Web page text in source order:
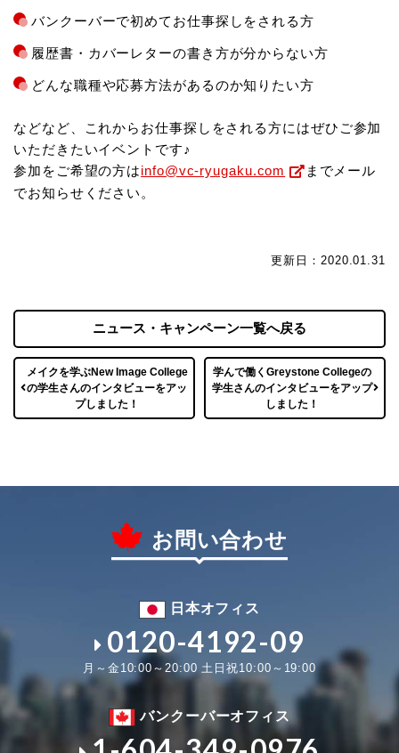
バンクーバーで初めてお仕事探しをされる方
履歴書・カバーレターの書き方が分からない方
どんな職種や応募方法があるのか知りたい方
などなど、これからお仕事探しをされる方にはぜひご参加
いただきたいイベントです♪
参加をご希望の方はinfo@vc-ryugaku.com
までメール
でお知らせください。
更新日：2020.01.31
メイクを学ぶNew Image College
の学生さんのインタビューをアッ
プしました！
ニュース・キャンペーン一覧へ戻る
学んで働くGreystone Collegeの
学生さんのインタビューをアップ
しました！
お問い合わせ
日本オフィス
0120-4192-09
月～金10:00～20:00 土日祝10:00～19:00
バンクーバーオフィス